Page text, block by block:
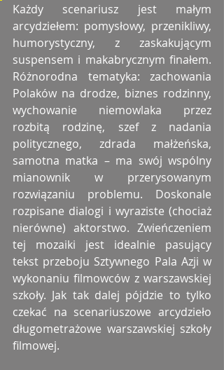
Każdy scenariusz jest małym
arcydziełem: pomysłowy, przenikliwy,
humorystyczny, z zaskakującym
suspensem i makabrycznym finałem.
Różnorodna tematyka: zachowania
Polaków na drodze, biznes rodzinny,
wychowanie niemowlaka przez
rozbitą rodzinę, szef z nadania
politycznego, zdrada małżeńska,
samotna matka – ma swój wspólny
mianownik w przerysowanym
rozwiązaniu problemu. Doskonale
rozpisane dialogi i wyraziste (chociaż
nierówne) aktorstwo. Zwieńczeniem
tej mozaiki jest idealnie pasujący
tekst przeboju Sztywnego Pala Azji w
wykonaniu filmowców z warszawskiej
szkoły. Jak tak dalej pójdzie to tylko
czekać na scenariuszowe arcydzieło
długometrażowe warszawskiej szkoły
filmowej.